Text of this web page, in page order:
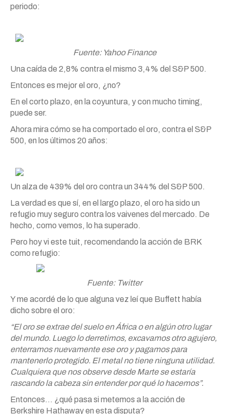
periodo:
Fuente: Yahoo Finance
Una caída de 2,8% contra el mismo 3,4% del S&P 500.
Entonces es mejor el oro, ¿no?
En el corto plazo, en la coyuntura, y con mucho timing,
puede ser.
Ahora mira cómo se ha comportado el oro, contra el S&P
500, en los últimos 20 años:
Un alza de 439% del oro contra un 344% del S&P 500.
La verdad es que sí, en el largo plazo, el oro ha sido un
refugio muy seguro contra los vaivenes del mercado. De
hecho, como vemos, lo ha superado.
Pero hoy vi este tuit, recomendando la acción de BRK
como refugio:
Fuente: Twitter
Y me acordé de lo que alguna vez leí que Buffett había
dicho sobre el oro:
“El oro se extrae del suelo en África o en algún otro lugar
del mundo. Luego lo derretimos, excavamos otro agujero,
enterramos nuevamente ese oro y pagamos para
mantenerlo protegido. El metal no tiene ninguna utilidad.
Cualquiera que nos observe desde Marte se estaría
rascando la cabeza sin entender por qué lo hacemos”.
Entonces… ¿qué pasa si metemos a la acción de
Berkshire Hathaway en esta disputa?